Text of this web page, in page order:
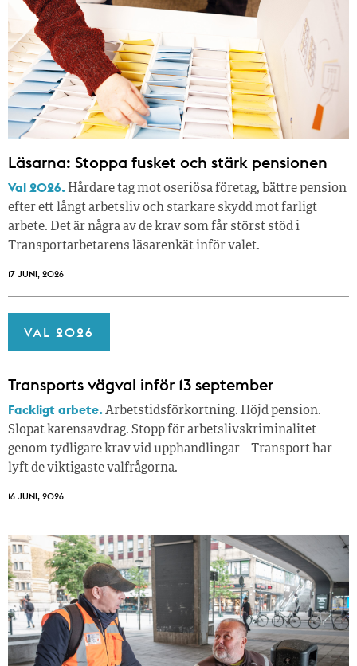
Läsarna: Stoppa fusket och stärk pensionen
Val 2026. Hårdare tag mot oseriösa företag, bättre pension
efter ett långt arbetsliv och starkare skydd mot farligt
arbete. Det är några av de krav som får störst stöd i
Transportarbetarens läsar­enkät inför valet.
17 JUNI, 2026
VAL 2026
Transports vägval inför 13 september
Fackligt arbete.Arbetstidsförkortning. Höjd pension.
Slopat karensavdrag. Stopp för arbetslivskriminalitet
genom tydligare krav vid upphandlingar – Transport har
lyft de viktigaste valfrågorna.
16 JUNI, 2026